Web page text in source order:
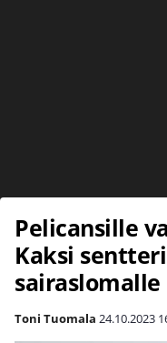
Pelicansille
Kaksi
sairaslomalle
Toni Tuomala 24.10.2023